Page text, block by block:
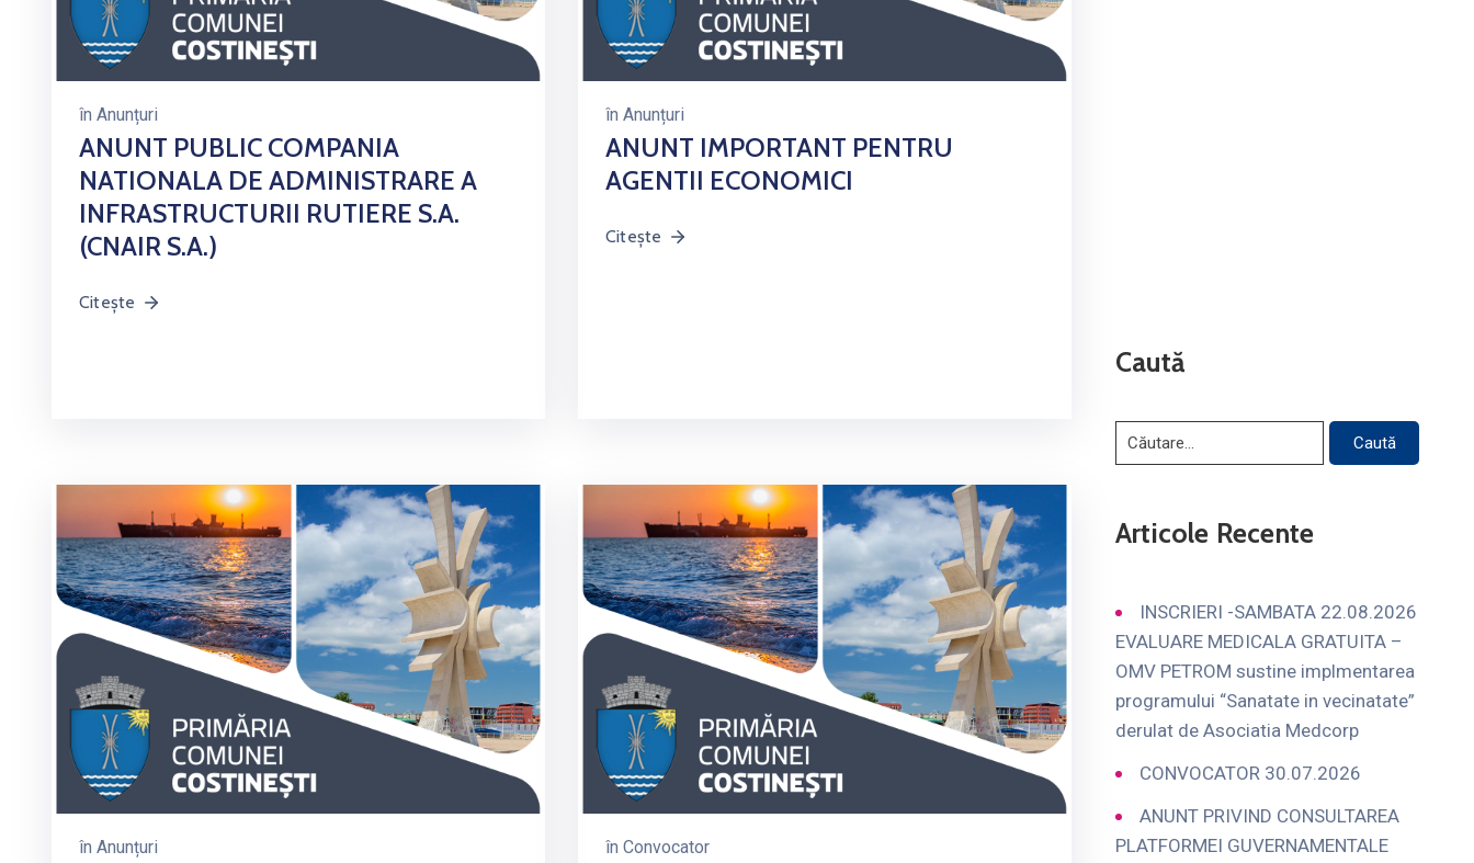
în Anunțuri
ANUNT PUBLIC COMPANIA
NATIONALA DE ADMINISTRARE A
INFRASTRUCTURII RUTIERE S.A.
(CNAIR S.A.)
Citește
în Anunțuri
ANUNT IMPORTANT PENTRU
AGENTII ECONOMICI
Citește
în Anunțuri în Convocator
Caută
Articole Recente
INSCRIERI -SAMBATA 22.08.2026
EVALUARE MEDICALA GRATUITA –
OMV PETROM sustine implmentarea
programului “Sanatate in vecinatate”
derulat de Asociatia Medcorp
CONVOCATOR 30.07.2026
ANUNT PRIVIND CONSULTAREA
PLATFORMEI GUVERNAMENTALE